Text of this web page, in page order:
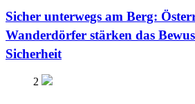
Sicher unterwegs am Berg:
Wanderdörfer stärken das
Sicherheit
2